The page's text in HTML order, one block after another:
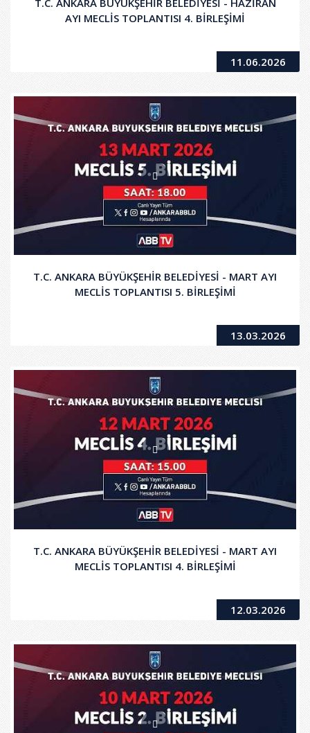
AYI MECLİS TOPLANTISI 4. BİRLEŞİMİ
11.06.2026
T.C. ANKARA BÜYÜKŞEHİR BELEDİYESİ - MART AYI
MECLİS TOPLANTISI 5. BİRLEŞİMİ
13.03.2026
T.C. ANKARA BÜYÜKŞEHİR BELEDİYESİ - MART AYI
MECLİS TOPLANTISI 4. BİRLEŞİMİ
12.03.2026